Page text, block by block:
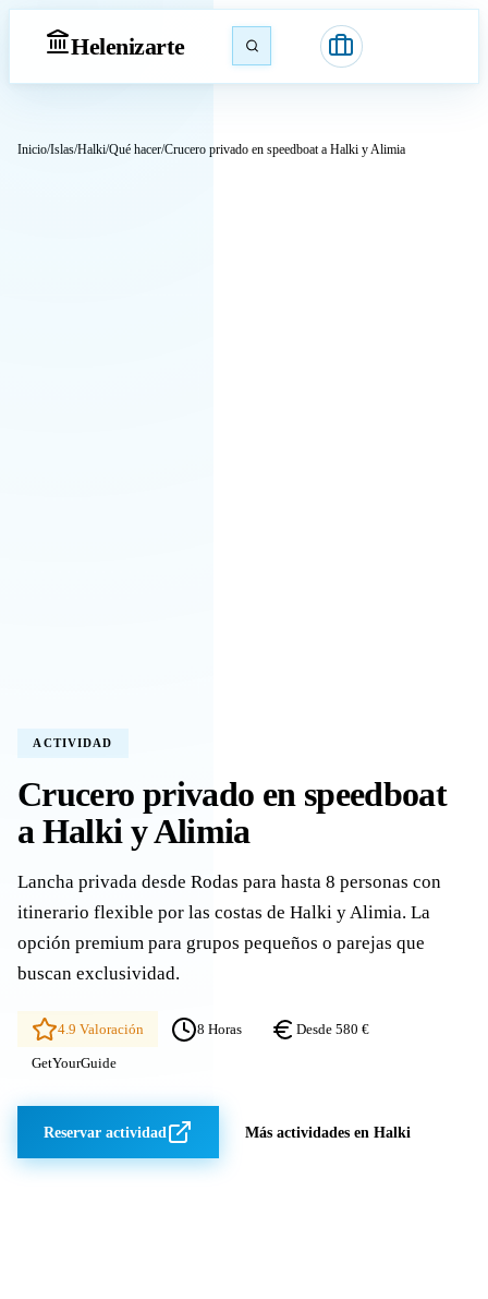
Helenizarte
Inicio/Islas/Halki/Qué hacer/Crucero privado en speedboat a Halki y Alimia
ACTIVIDAD
Crucero privado en speedboat
a Halki y Alimia
Lancha privada desde Rodas para hasta 8 personas con
itinerario flexible por las costas de Halki y Alimia. La
opción premium para grupos pequeños o parejas que
buscan exclusividad.
4.9 Valoración 8 Horas Desde 580 €
GetYourGuide
Reservar actividad Más actividades en Halki